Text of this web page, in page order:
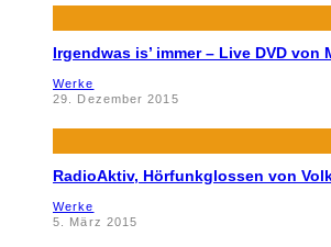
Irgendwas is’ immer – Live DVD von
Werke
29. Dezember 2015
RadioAktiv, Hörfunkglossen von
Werke
5. März 2015